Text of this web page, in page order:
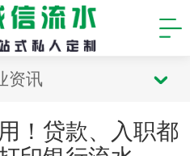
资讯
！贷款、入职都